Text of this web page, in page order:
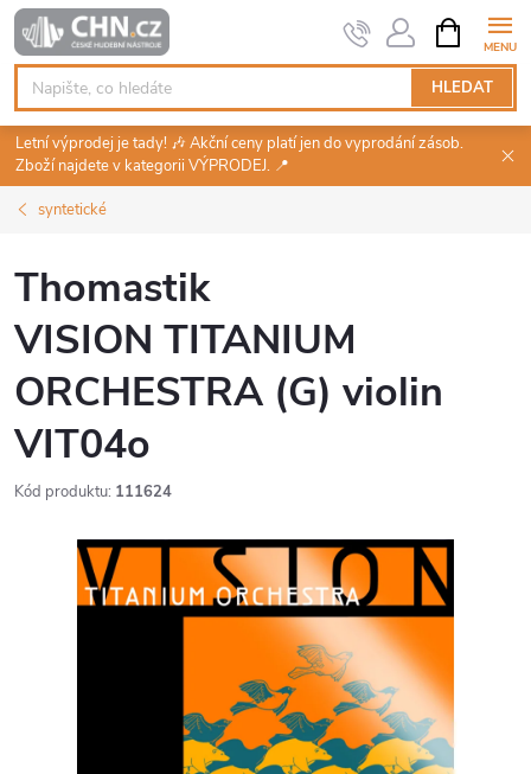
Přejít
na
obsah
HLEDAT
NÁKUPNÍ
KOŠÍK
Letní výprodej je tady! 🎶 Akční ceny platí jen do vyprodání zásob.
Zboží najdete v kategorii VÝPRODEJ. 📍
syntetické
Thomastik
VISION TITANIUM
ORCHESTRA (G) violin
VIT04o
Kód produktu: 111624